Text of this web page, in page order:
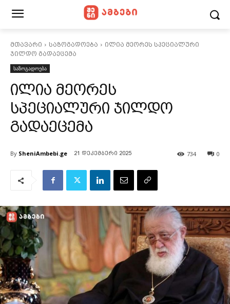
მთავარი საზოგადოება
ილია მეორეს სპეციალური
ჯილდო გადაეცემა
საზოგადოება
ილია მეორეს
სპეციალური ჯილდო
გადაეცემა
By SheniAmbebi.ge 21 დეკემბერი 2025 0
734